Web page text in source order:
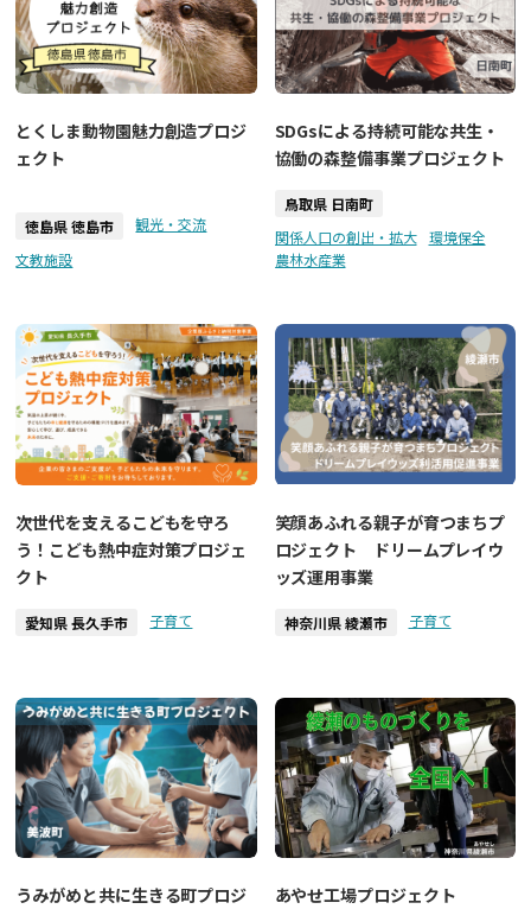
とくしま動物園魅力創造プロジ
ェクト
徳島県 徳島市
観光・交流
文教施設
SDGsによる持続可能な共生・
協働の森整備事業プロジェクト
鳥取県 日南町
関係人口の創出・拡大
環境保全
農林水産業
次世代を支えるこどもを守ろ
う！こども熱中症対策プロジェ
クト
愛知県 長久手市 子育て
笑顔あふれる親子が育つまちプ
ロジェクト ドリームプレイウ
ッズ運用事業
神奈川県 綾瀬市 子育て
うみがめと共に生きる町プロジ
あやせ工場プロジェクト